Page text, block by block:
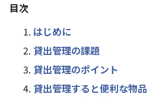
目次
はじめに
貸出管理の課題
貸出管理のポイント
貸出管理すると便利な物品